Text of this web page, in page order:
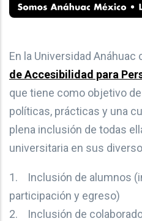
En la Universidad
de Accesibilidad para
que tiene como objetivo
políticas, prácticas y una
plena inclusión de todas
universitaria en sus
1. Inclusión de alumnos
participación y egreso)
2. Inclusión de